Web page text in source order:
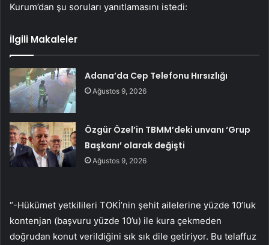
Kurum’dan şu soruları yanıtlamasını istedi:
İlgili Makaleler
Adana’da Cep Telefonu Hırsızlığı
Ağustos 9, 2026
Özgür Özel’in TBMM’deki unvanı ‘Grup
Başkanı’ olarak değişti
Ağustos 9, 2026
“-Hükümet yetkilileri TOKİ’nin şehit ailelerine yüzde 10’luk
kontenjan (başvuru yüzde 10’u) ile kura çekmeden
doğrudan konut verildiğini sık sık dile getiriyor. Bu telaffuz